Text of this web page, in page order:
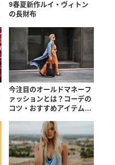
9春夏新作ルイ・ヴィトン
の長財布
今注目のオールドマネーフ
ァッションとは？コーデの
コツ・おすすめアイテムを